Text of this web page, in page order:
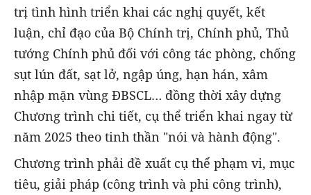
trị tình hình triển khai các nghị quyết, kết
luận, chỉ đạo của Bộ Chính trị, Chính phủ, Thủ
tướng Chính phủ đối với công tác phòng, chống
sụt lún đất, sạt lở, ngập úng, hạn hán, xâm
nhập mặn vùng ĐBSCL… đồng thời xây dựng
Chương trình chi tiết, cụ thể triển khai ngay từ
năm 2025 theo tinh thần "nói và hành động".
Chương trình phải đề xuất cụ thể phạm vi, mục
tiêu, giải pháp (công trình và phi công trình),